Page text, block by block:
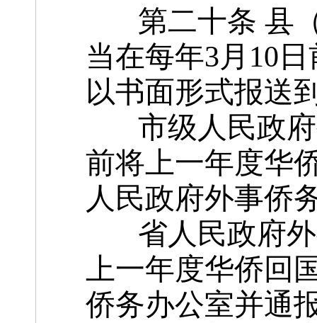
第二十条 县（
当在每年3月10
以书面形式报送
市级人民政府
前将上一年度华
人民政府外事侨
省人民政府外
上一年度华侨回
侨务办公室并通